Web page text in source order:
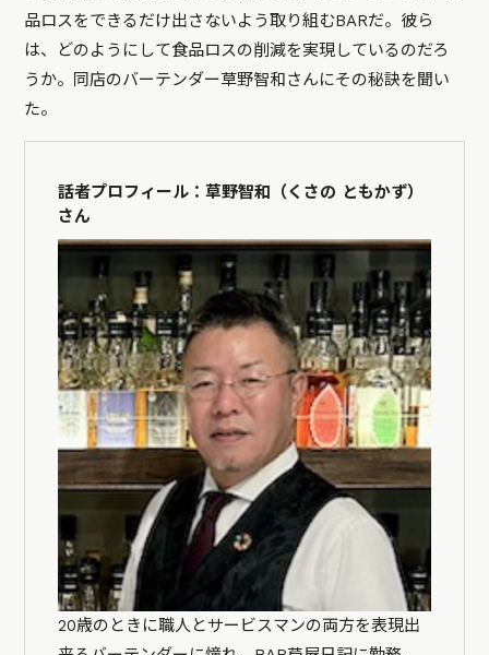
品ロスをできるだけ出さないよう取り組むBARだ。彼ら
は、どのようにして食品ロスの削減を実現しているのだろ
うか。同店のバーテンダー草野智和さんにその秘訣を聞い
た。
話者プロフィール：草野智和（くさの ともかず）
さん
20歳のときに職人とサービスマンの両方を表現出